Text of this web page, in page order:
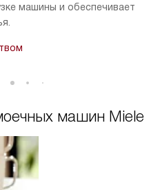
машины и обеспечивает
машин Miele